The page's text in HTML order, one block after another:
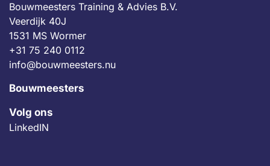
Bouwmeesters Training & Advies B.V.
Veerdijk 40J
1531 MS Wormer
+31 75 240 0112
info@bouwmeesters.nu
Bouwmeesters
Volg ons
LinkedIN